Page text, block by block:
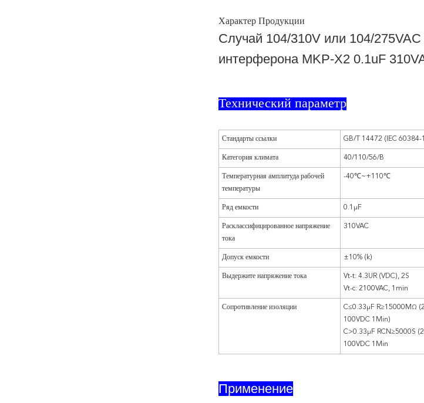
Характер Продукции
Случай 104/310V или 104/
интерферона MKP-X2 0.1uF
Технический параметр
Стандарты ссылки GB/T 14472 (IEC 60384-
Категория климата 40/110/56/B
Температурная амплитуда рабочей
температуры
-40℃~+110℃
Ряд емкости 0.1μF
Расклассифицированное напряжение
тока
310VAC
Допуск емкости ±10% (k)
Выдержите напряжение тока
Vt-t: 4.3UR (VDC), 2S
Vt-c: 2100VAC, 1min
Сопротивление изоляции
C≤0.33μF R≥15000MΩ
100VDC 1Min)
C>0.33μF RCN≥5000S
100VDC 1Min
Применение